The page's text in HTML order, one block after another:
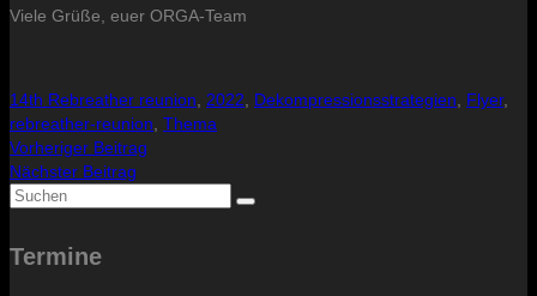
Viele Grüße, euer ORGA-Team
14th Rebreather reunion 2022 Dekompressionsstrategien Flyer,
rebreather-reunion Thema
Vorheriger Beitrag
Nächster Beitrag
Suche
Termine